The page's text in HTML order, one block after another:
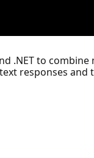
.NET to
responses and